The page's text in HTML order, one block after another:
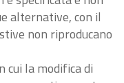
alternative, con il
non riproducano
cui la modifica di